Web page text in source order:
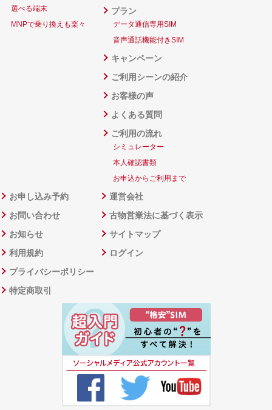
選べる端末
MNPで乗り換えも楽々
プラン
データ通信専用SIM
音声通話機能付きSIM
キャンペーン
ご利用シーンの紹介
お客様の声
よくある質問
ご利用の流れ
シミュレーター
本人確認書類
お申込からご利用まで
お申し込み予約
お問い合わせ
お知らせ
利用規約
プライバシーポリシー
特定商取引
運営会社
古物営業法に基づく表示
サイトマップ
ログイン